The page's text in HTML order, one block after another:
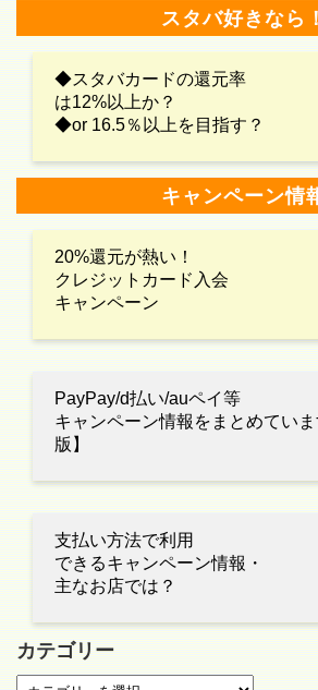
スタバ好きなら！
◆スタバカードの還元率
は12%以上か？
◆or 16.5％以上を目指す？
キャンペーン情
20%還元が熱い！
クレジットカード入会
キャンペーン
PayPay/d払い/auペイ等
キャンペーン情報をまとめてい
版】
支払い方法で利用
できるキャンペーン情報・
主なお店では？
カテゴリー